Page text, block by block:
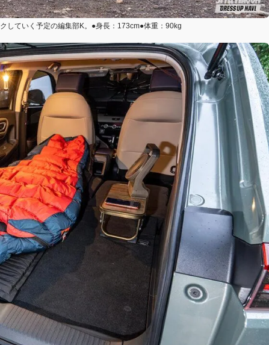
していく予定の編集部K。●身長：173cm●体重：90kg